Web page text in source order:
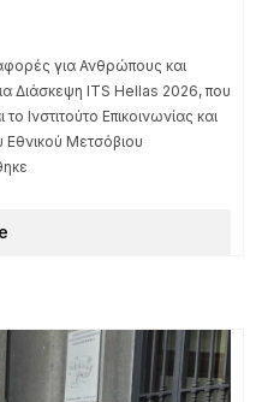
για Ανθρώπους και
Διάσκεψη ITS Hellas 2026, που
Ινστιτούτο Επικοινωνίας και
Μετσόβιου